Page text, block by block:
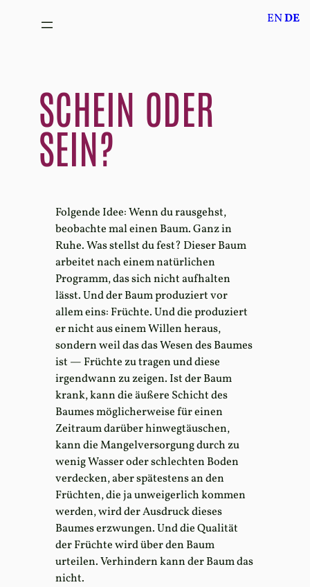
SCHEIN ODER
SEIN?
Folgende Idee: Wenn du rausgehst,
beobachte mal einen Baum. Ganz in
Ruhe. Was stellst du fest? Dieser Baum
arbeitet nach einem natürlichen
Programm, das sich nicht aufhalten
lässt. Und der Baum produziert vor
allem eins: Früchte. Und die produziert
er nicht aus einem Willen heraus,
sondern weil das das Wesen des Baumes
ist — Früchte zu tragen und diese
irgendwann zu zeigen. Ist der Baum
krank, kann die äußere Schicht des
Baumes möglicherweise für einen
Zeitraum darüber hinwegtäuschen,
kann die Mangelversorgung durch zu
wenig Wasser oder schlechten Boden
verdecken, aber spätestens an den
Früchten, die ja unweigerlich kommen
werden, wird der Ausdruck dieses
Baumes erzwungen. Und die Qualität
der Früchte wird über den Baum
urteilen. Verhindern kann der Baum das
nicht.
ENDE